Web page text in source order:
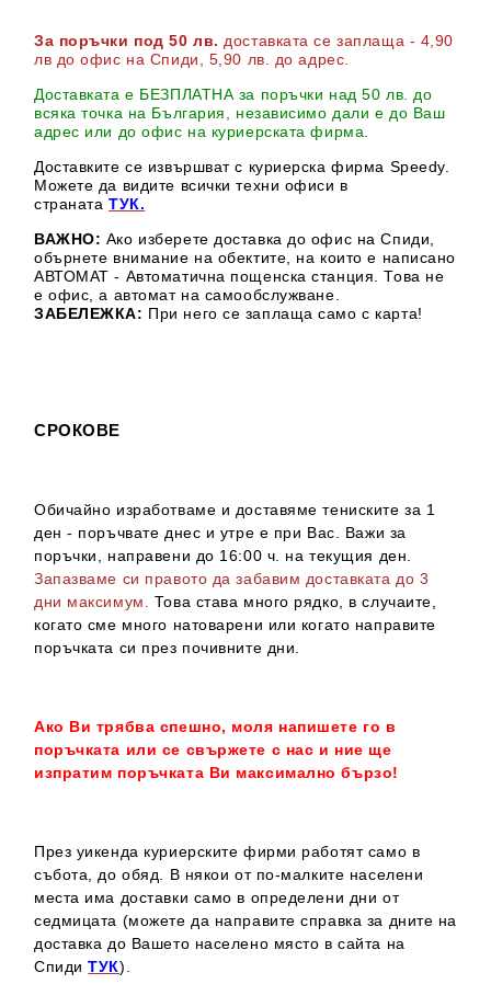
За поръчки под 50 лв. доставката се заплаща - 4,90
лв до офис на Спиди
, 5,90 лв. до адрес
Доставката е БЕЗПЛАТНА за поръчки над 50 лв. до
всяка точка на България, независимо дали е до Ваш
адрес или до офис на куриерската фирма.
Доставките се извършват с куриерска фирма Speedy.
Можете да видите всички техни офиси в
страната ТУК.
ВАЖНО: Ако изберете доставка до офис на Спиди,
обърнете внимание на обектите, на които е написано
АВТОМАТ - Автоматична пощенска станция. Това не
е офис, а автомат на самообслужване.
ЗАБЕЛЕЖКА: При него се заплаща само с карта!
СРОКОВЕ
Обичайно изработваме и доставяме тениските за 1
ден - поръчвате днес и утре е при Вас. Важи за
поръчки, направени до 16:00 ч. на текущия ден.
Запазваме си правото да забавим доставката до 3
дни максимум.
Това става много рядко, в случаите,
когато сме много натоварени или когато направите
поръчката си през почивните дни.
Ако Ви трябва спешно, моля напишете го в
поръчката или се свържете с нас и ние ще
изпратим поръчката Ви максимално бързо!
През уикенда куриерските фирми работят само в
събота, до обяд. В някои от по-малките населени
места има доставки само в определени дни от
седмицата (можете да направите справка за дните на
доставка до Вашето населено място в сайта на
СпидиТУК).